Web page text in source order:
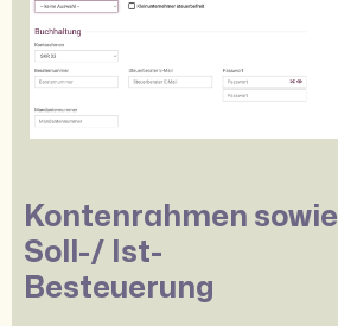
Kontenrahmen sowie
Soll-/ Ist-
Besteuerung